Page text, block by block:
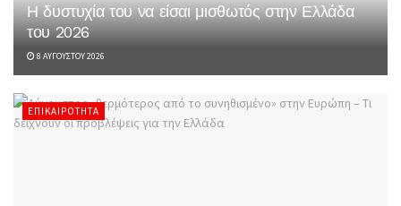
Η δυστυχία του να είσαι μισθωτός στην Ελλάδα
του 2026
8 ΑΥΓΟΎΣΤΟΥ 2026
ΕΠΙΚΑΙΡΌΤΗΤΑ